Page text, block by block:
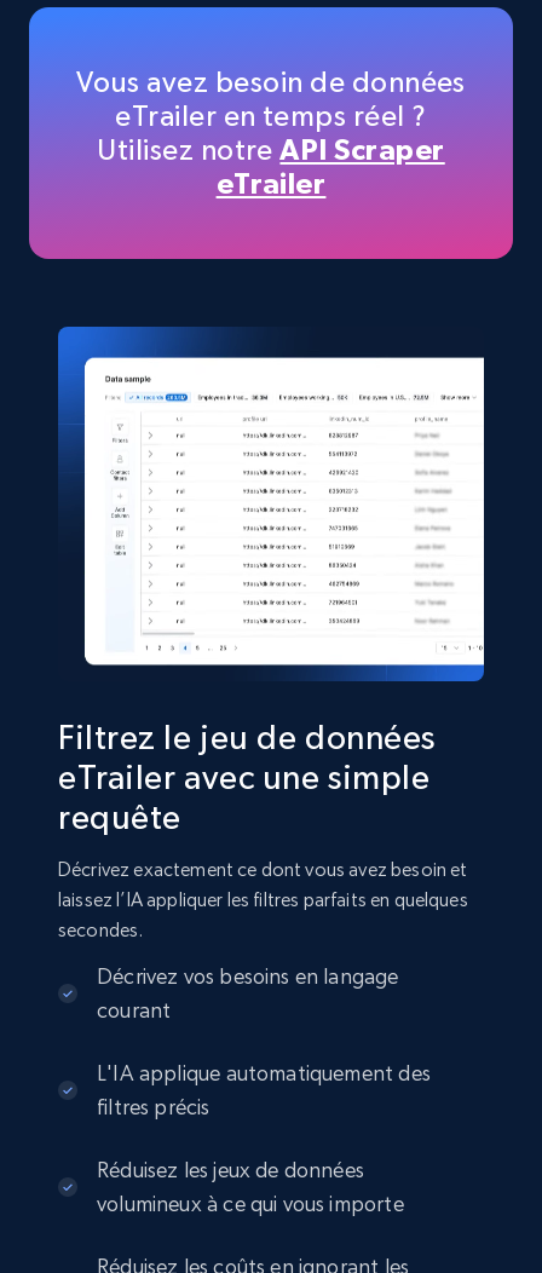
URL, Title, Available, Description, Currency, Initial
5.4K+
Shein- Products
Product name, Description, Initial price, Final
price, Currency, In stock, Color, Size, and more.
eCommerce
Amazon sellers info
info, Stars, Feedbacks, Return policy, and more.
eCommerce
2.5K+
URL, Product id, Title, Seller name, Seller rating,
Seller reviews, Breadcrumbs, Root category, and
Vous avez besoin de données
eTrailer en temps réel ?
Utilisez notreAPI Scraper
eTrailer
Filtrez le jeu de données
eTrailer avec une simple
requête
Décrivez exactement ce dont vous avez besoin et
laissez l’IA appliquer les filtres parfaits en quelques
secondes.
Décrivez vos besoins en langage
courant
L'IA applique automatiquement des
filtres précis
Réduisez les jeux de données
volumineux à ce qui vous importe
Réduisez les coûts en ignorant les